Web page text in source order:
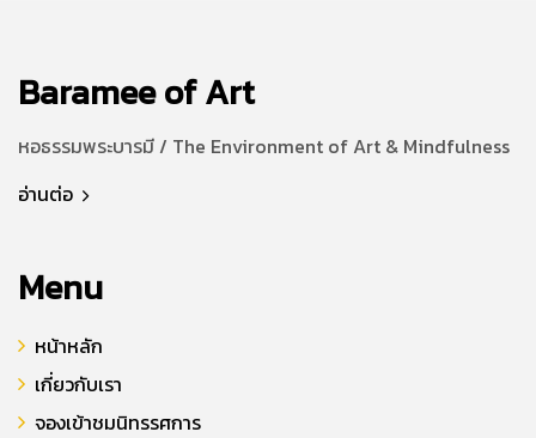
Baramee of Art
หอธรรมพระบารมี / The Environment of Art & Mindfulness
อ่านต่อ
Menu
หน้าหลัก
เกี่ยวกับเรา
จองเข้าชมนิทรรศการ